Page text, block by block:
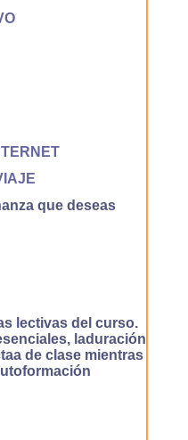
que deseas
lectivas del curso.
laduración
de clase mientras